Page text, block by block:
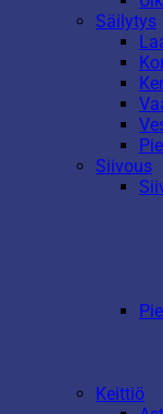
Säilytys
Siivous
Keittiö